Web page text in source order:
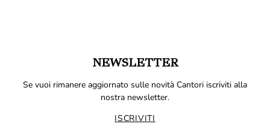
NEWSLETTER
Se vuoi rimanere aggiornato sulle novità Cantori iscriviti alla
nostra newsletter.
ISCRIVITI